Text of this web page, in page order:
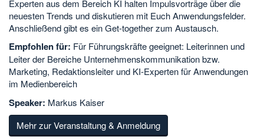
Experten aus dem Bereich KI halten Impulsvorträge über die
neuesten Trends und diskutieren mit Euch Anwendungsfelder.
Anschließend gibt es ein Get-together zum Austausch.
Empfohlen für: Für Führungskräfte geeignet: Leiterinnen und
Leiter der Bereiche Unternehmenskommunikation bzw.
Marketing, Redaktionsleiter und KI-Experten für Anwendungen
im Medienbereich
Speaker: Markus Kaiser
Mehr zur Veranstaltung & Anmeldung